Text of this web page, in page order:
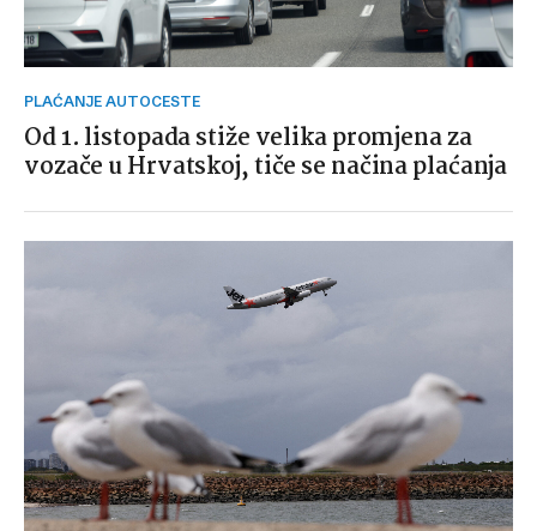
PLAĆANJE AUTOCESTE
Od 1. listopada stiže velika promjena za
vozače u Hrvatskoj, tiče se načina plaćanja